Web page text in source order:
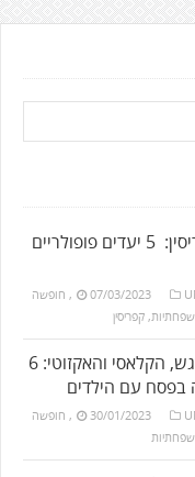
הקסם של קפריסין: 5 יעדים פופולריים
07/03/2023
, חופשה
,קפריסין
המפתיע, המרגש, הקלאסי והאקזוטי: 6
בפסח עם הילדים
30/01/2023
, חופשה